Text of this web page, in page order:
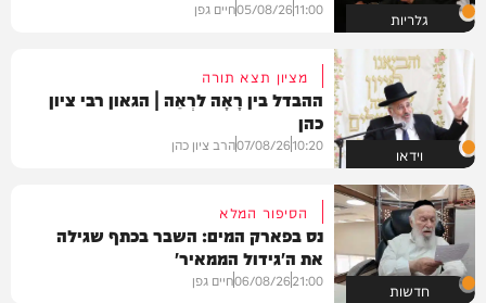
גלריות 11:00
05/08/26חיים גפן
וידאו
מציון תצא תורה
ההבדל בין רָאָה לרְאֵה | הגאון רבי ציון
כהן
10:20
07/08/26הרב ציון כהן
חדשות
הסיפור המלא
נס בפארק המים: השבר בכתף שגילה
את ה'גידול הממאיר'
21:00
06/08/26חיים גפן